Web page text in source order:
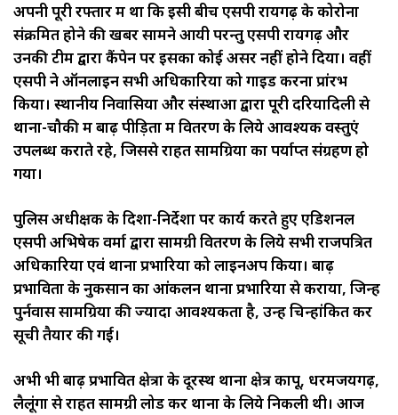
अपनी पूरी रफ्तार में था कि इसी बीच एसपी रायगढ़ के कोरोना
संक्रमित होने की खबर सामने आयी परन्तु एसपी रायगढ़ और
उनकी टीम द्वारा कैंपेन पर इसका कोई असर नहीं होने दिया। वहीं
एसपी ने ऑनलाइन सभी अधिकारियों को गाइड करना प्रांरभ
किया। स्थानीय निवासियों और संस्थाओं द्वारा पूरी दरियादिली से
थाना-चौकी में बाढ़ पीड़ितों में वितरण के लिये आवश्यक वस्तुएं
उपलब्ध कराते रहे, जिससे राहत सामग्रियों का पर्याप्त संग्रहण हो
गया।
पुलिस अधीक्षक के दिशा-निर्देशों पर कार्य करते हुए एडिशनल
एसपी अभिषेक वर्मा द्वारा सामग्री वितरण के लिये सभी राजपत्रित
अधिकारियों एवं थाना प्रभारियों को लाइनअप किया। बाढ़
प्रभावितों के नुकसान का आंकलन थाना प्रभारियों से कराया, जिन्हें
पुर्नवास सामग्रियों की ज्यादा आवश्यकता है, उन्हें चिन्हांकित कर
सूची तैयार की गई।
अभी भी बाढ़ प्रभावित क्षेत्रों के दूरस्थ थाना क्षेत्र कापू, धरमजयगढ़,
लैलूंगा से राहत सामग्री लोड कर थानों के लिये निकली थी। आज